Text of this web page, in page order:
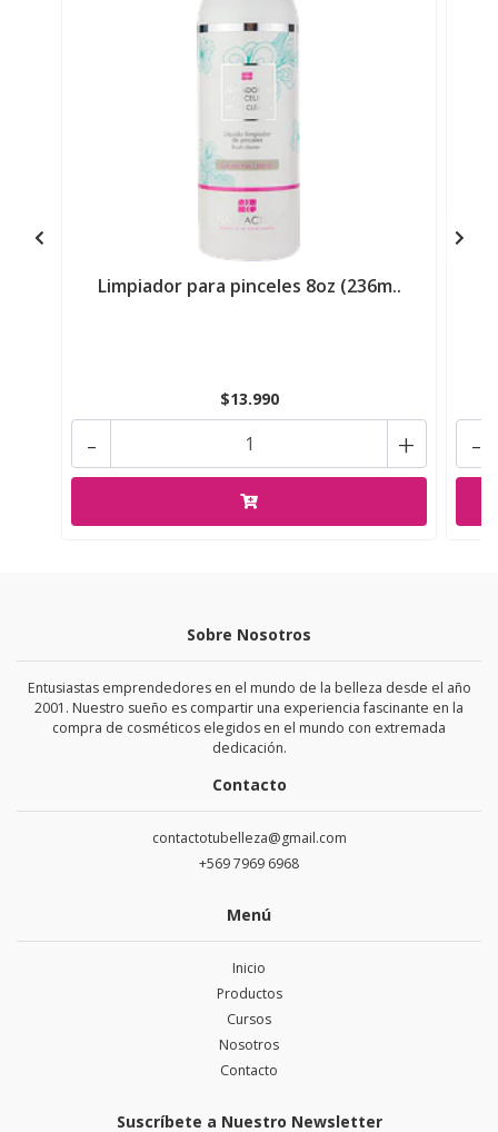
Limpiador para pinceles 8oz (236m..
$13.990
+
- -
Sobre Nosotros
Entusiastas emprendedores en el mundo de la belleza desde el año
2001. Nuestro sueño es compartir una experiencia fascinante en la
compra de cosméticos elegidos en el mundo con extremada
dedicación.
Contacto
contactotubelleza@gmail.com
+569 7969 6968
Menú
Inicio
Productos
Cursos
Nosotros
Contacto
Suscríbete a Nuestro Newsletter